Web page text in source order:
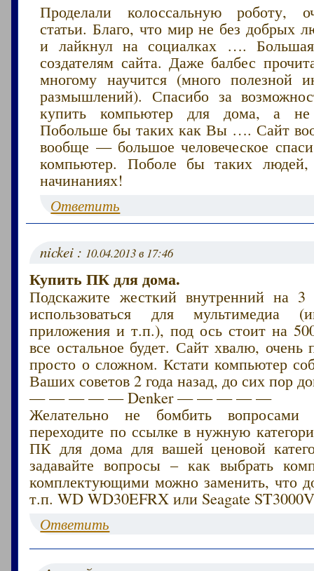
Проделали колоссальную роботу,
статьи. Благо, что мир не без добрых
и лайкнул на социалках …. Большая
создателям сайта. Даже балбес
многому научится (много полезной
размышлений). Спасибо за
купить компьютер для дома, а
Побольше бы таких как Вы …. Сайт
вообще — большое человеческое
компьютер. Поболе бы таких людей,
начинаниях!
Ответить
nickei : 10.04.2013 в 17:46
Купить ПК для дома.
Подскажите жесткий внутренний на 3
использоваться для мультимедиа
приложения и т.п.), под ось стоит на
все остальное будет. Сайт хвалю, очень
просто о сложном. Кстати компьютер
Ваших советов 2 года назад, до сих пор
— — — — — Denker — — — — —
Желательно не бомбить
переходите по ссылке в нужную
ПК для дома для вашей ценовой
задавайте вопросы – как выбрать
комплектующими можно заменить, что
т.п. WD WD30EFRX или Seagate
Ответить